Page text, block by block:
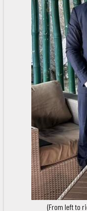
(From left to